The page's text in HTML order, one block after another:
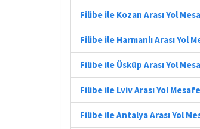
Filibe ile Kozan Arası Yol
Filibe ile Harmanlı Arası Yol
Filibe ile Üsküp Arası Yol
Filibe ile Lviv Arası Yol
Filibe ile Antalya Arası Yol